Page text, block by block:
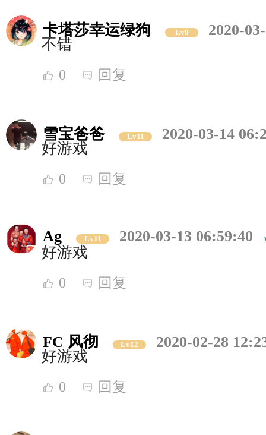
卡塔莎幸运绿狗 Lv9
2020-
不错
0 回复
雪宝爸爸 Lv11
2020-03-14
好游戏
0 回复
Ag Lv11
2020-03-13 06:59:40
好游戏
0 回复
FC 风彻 Lv12
2020-02-28
好游戏
0 回复